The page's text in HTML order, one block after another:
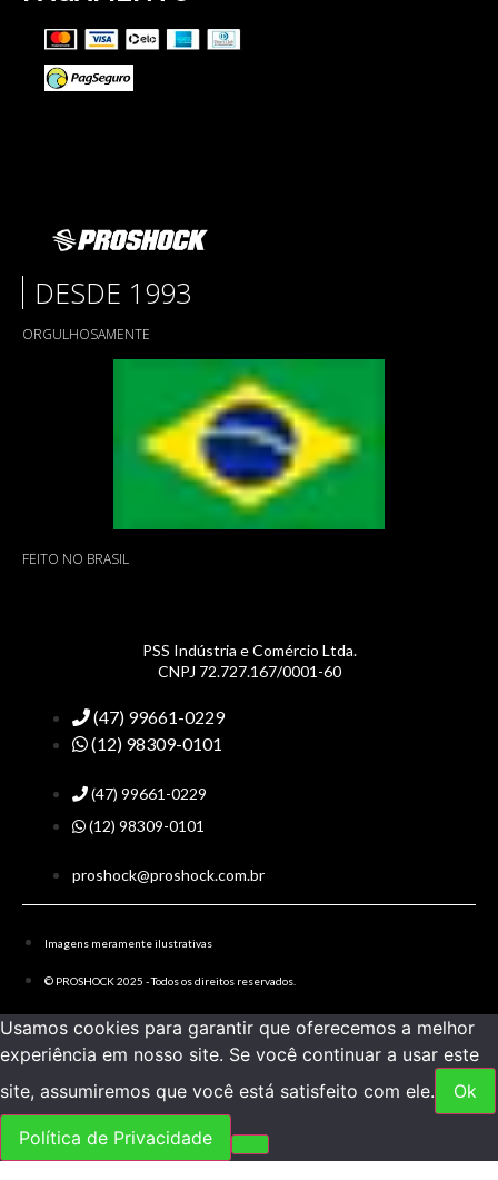
DESDE 1993
ORGULHOSAMENTE
FEITO NO BRASIL
PSS Indústria e Comércio Ltda.
CNPJ 72.727.167/0001-60
(47) 99661-0229
(12) 98309-0101
(47) 99661-0229
(12) 98309-0101
proshock@proshock.com.br
Imagens meramente ilustrativas
© PROSHOCK 2025 - Todos os direitos reservados.
Usamos cookies para garantir que oferecemos a melhor
experiência em nosso site. Se você continuar a usar este
site, assumiremos que você está satisfeito com ele.
Ok
Política de Privacidade